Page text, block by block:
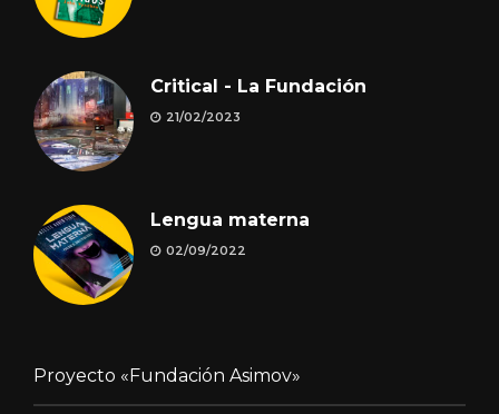
Critical - La Fundación
21/02/2023
Lengua materna
02/09/2022
Proyecto «Fundación Asimov»